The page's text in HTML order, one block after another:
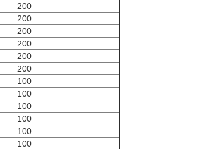
200
200
200
200
200
200
100
100
100
100
100
100